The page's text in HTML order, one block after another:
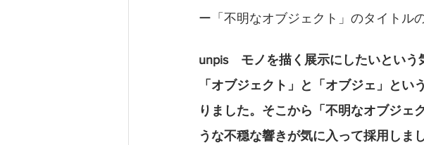
ー「不明なオブジェクト」のタイトル
unpis　モノを描く展示にしたいという
「オブジェクト」と「オブジェ」と
りました。そこから「不明なオブジェ
うな不穏な響きが気に入って採用しまし